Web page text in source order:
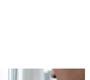
quello giusto per la